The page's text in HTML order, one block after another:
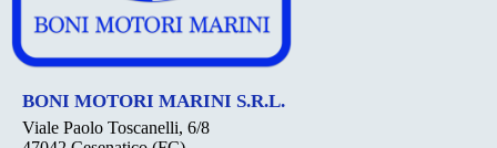
BONI MOTORI MARINI S.R.L.
Viale Paolo Toscanelli, 6/8